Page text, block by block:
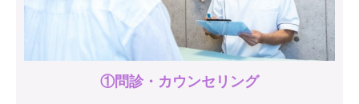
①問診・カウンセリング